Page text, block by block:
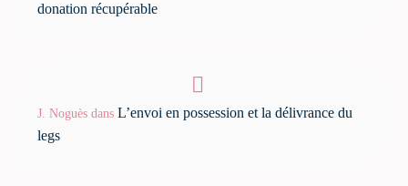
donation récupérable
J. Noguès dans L’envoi en possession et la délivrance du
legs